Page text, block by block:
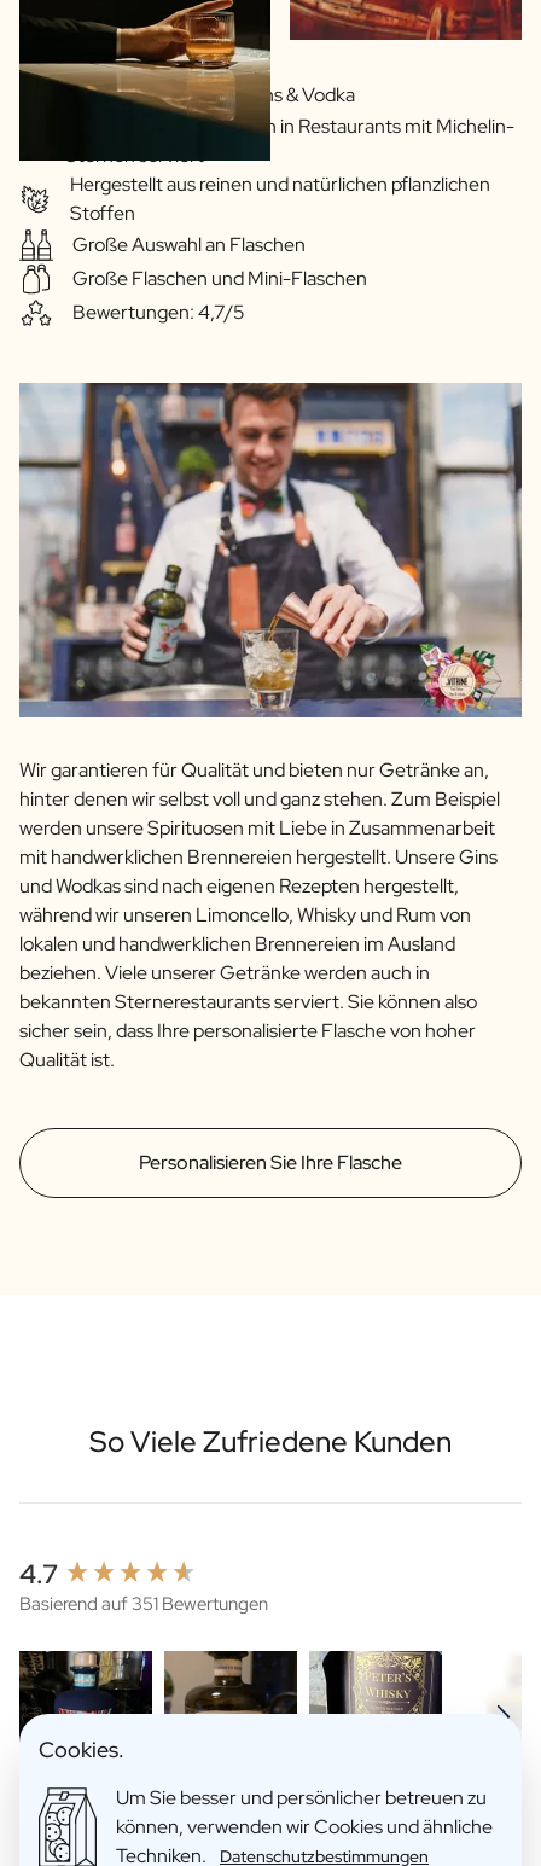
Eigene Rezepte von Gins & Vodka
Unsere Getränke werden in Restaurants mit Michelin-
Sternen serviert
Hergestellt aus reinen und natürlichen pflanzlichen
Stoffen
Große Auswahl an Flaschen
Große Flaschen und Mini-Flaschen
Bewertungen: 4,7/5
Personalisieren Sie Ihre Flasche
Wir garantieren für Qualität und bieten nur Getränke an,
hinter denen wir selbst voll und ganz stehen. Zum Beispiel
werden unsere Spirituosen mit Liebe in Zusammenarbeit
mit handwerklichen Brennereien hergestellt. Unsere Gins
und Wodkas sind nach eigenen Rezepten hergestellt,
während wir unseren Limoncello, Whisky und Rum von
lokalen und handwerklichen Brennereien im Ausland
beziehen. Viele unserer Getränke werden auch in
bekannten Sternerestaurants serviert. Sie können also
sicher sein, dass Ihre personalisierte Flasche von hoher
Qualität ist.
So Viele Zufriedene Kunden
4.7
Basierend auf 351 Bewertungen
Sortieren Suchen:
New content loaded
Cookies.
Um Sie besser und persönlicher betreuen zu
können, verwenden wir Cookies und ähnliche
Techniken.
Datenschutzbestimmungen